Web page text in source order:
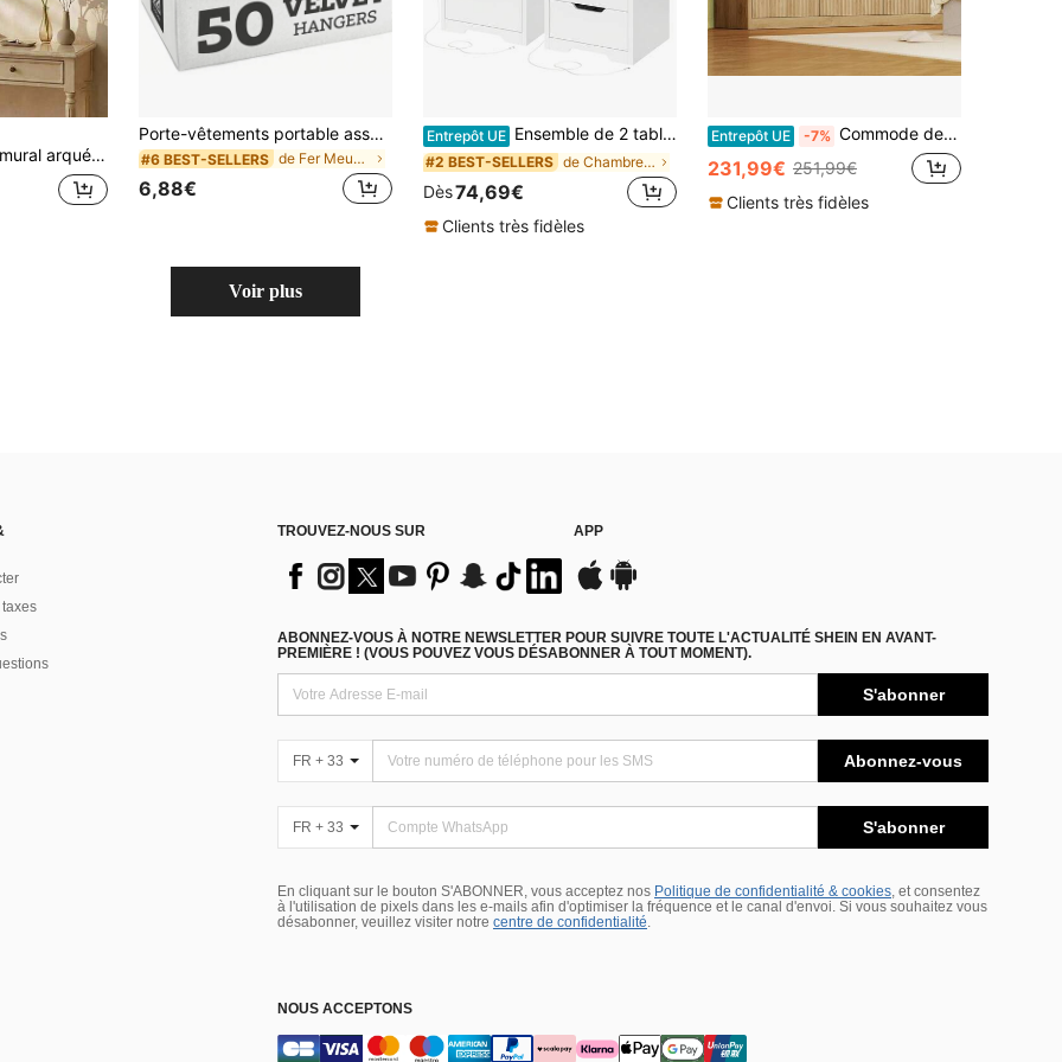
doré antique pour entrée, salle de bain, salon & décoration de manteau de cheminée
Porte-vêtements portable assemblé avec étagères et crochets, porte-vêtements et porte-chaussures portable, étagère de rangement robuste avec porte-chaussures pour suspendre les vêtements, étagère de garde-robe multifonctionnelle pour chambre, noir/blanc en option, étagère de rangement
#6 BEST-SELLERS de Fer Meubles de chambre à coucher
6,88€
Entrepôt UE Ensemble de 2 tables de chevet avec éclairage LED 3 couleurs et charge rapide USB/Type-C – Table de chevet moderne avec plateau coulissant et 2 tiroirs, idéale pour la chambre et le salon, blanche
#2 BEST-SELLERS de Chambre à coucher Tables de chevet
Dès74,69€
Clients très fidèles
Entrepôt UE -7% Commode de 160 cm pour chambre, 9 tiroirs, commode moderne avec poignées en métal, commode cannelée, rangement pour vêtements en bois pour dressing, salon, entrée, naturel
231,99€ 251,99€
Clients très fidèles
Voir plus
taxes
TROUVEZ-NOUS SUR APP
ABONNEZ-VOUS À NOTRE NEWSLETTER POUR SUIVRE TOUTE L'ACTUALITÉ SHEIN EN AVANT-
PREMIÈRE ! (VOUS POUVEZ VOUS DÉSABONNER À TOUT MOMENT).
S'abonner
FR + 33 Abonnez-vous
FR + 33 S'abonner
En cliquant sur le bouton S'ABONNER, vous acceptez nos Politique de confidentialité & cookies, et consentez
à l'utilisation de pixels dans les e-mails afin d'optimiser la fréquence et le canal d'envoi. Si vous souhaitez vous
désabonner, veuillez visiter notre centre de confidentialité.
NOUS ACCEPTONS